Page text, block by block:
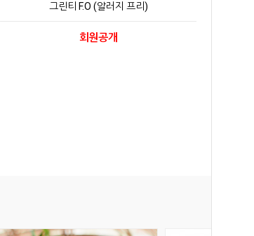
그린티 F.O (알러지 프리)
회원공개